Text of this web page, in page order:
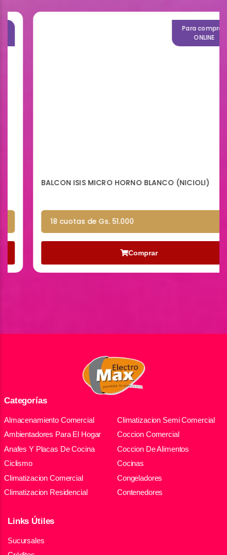
Para compras
BALCON ISIS MICRO HORNO BLANCO (NICIOLI)
18 cuotas de Gs. 51.000
Comprar
Categorías
Almacenamiento Comercial
Ambientadores Para El Hogar
Anafes Y Placas De Cocina
Ciclismo
Climatizacion Comercial
Climatizacion Residencial
Climatizacion Semi Comercial
Coccion Comercial
Coccion De Alimentos
Cocinas
Congeladores
Contenedores
Links Útiles
Sucursales